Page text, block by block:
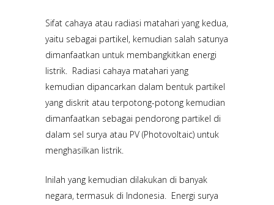
Sifat cahaya atau radiasi matahari yang kedua,
yaitu sebagai partikel, kemudian salah satunya
dimanfaatkan untuk membangkitkan energi
listrik. Radiasi cahaya matahari yang
kemudian dipancarkan dalam bentuk partikel
yang diskrit atau terpotong-potong kemudian
dimanfaatkan sebagai pendorong partikel di
dalam sel surya atau PV (Photovoltaic) untuk
menghasilkan listrik.
Inilah yang kemudian dilakukan di banyak
negara, termasuk di Indonesia. Energi surya